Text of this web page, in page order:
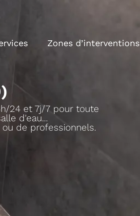
Zones d’interventions
24 et 7j/7 pour toute
d'eau...
de professionnels.